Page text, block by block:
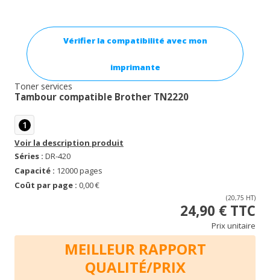
Vérifier la compatibilité avec mon
imprimante
Toner services
Tambour compatible Brother TN2220
1
Voir la description produit
Séries : DR-420
Capacité : 12000 pages
Coût par page : 0,00 €
(20,75 HT)
24,90 € TTC
Prix unitaire
MEILLEUR RAPPORT
QUALITÉ/PRIX